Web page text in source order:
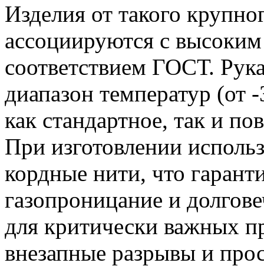
Изделия от такого
ассоциируются с
соответствием ГОСТ.
диапазон температур (от
как стандартное, так и
При изготовлении
кордные нити, что
газопроницание и
для критически важных
внезапные разрывы и